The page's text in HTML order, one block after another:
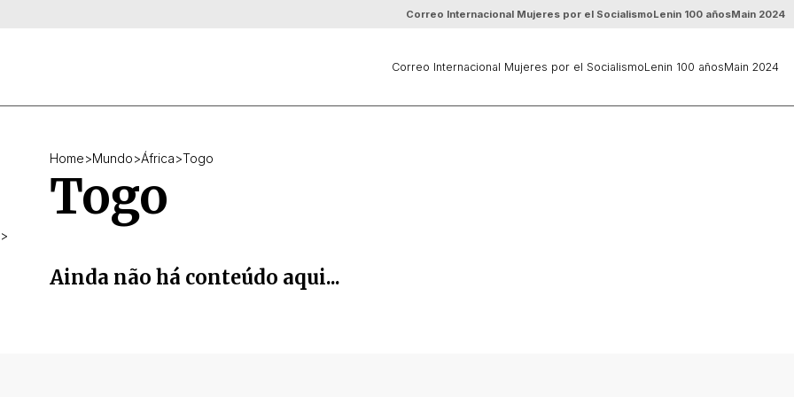
Correo Internacional Mujeres por el SocialismoLenin 100 añosMain 2024
Correo Internacional Mujeres por el SocialismoLenin 100 añosMain 2024
Home>Mundo>África>Togo
Togo
>
Ainda não há conteúdo aqui...